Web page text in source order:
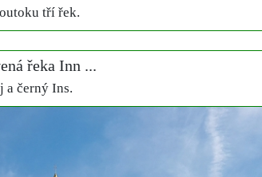
tří řek.
řeka Inn ...
a černý Ins.